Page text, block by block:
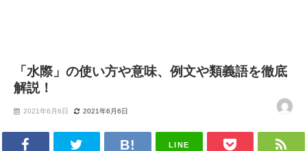
「水際」の使い方や意味、例文や類義語を徹底
解説！
2021年6月6日 2021年6月6日
LINE